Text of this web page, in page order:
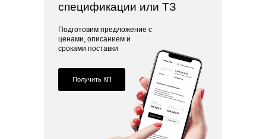
Подготовим предложение с
ценами, описанием и
сроками поставки
Получить КП
спецификации или ТЗ